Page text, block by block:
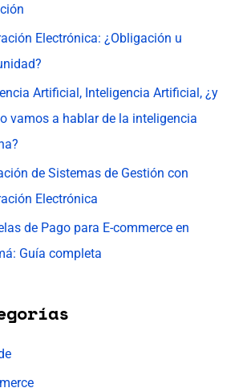
Electrónica: ¿Obligación u
Artificial, Inteligencia Artificial, ¿y
vamos a hablar de la inteligencia
de Sistemas de Gestión con
Electrónica
de Pago para E-commerce en
Guía completa